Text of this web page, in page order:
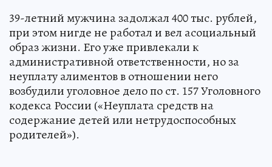
39-летний мужчина задолжал 400 тыс. рублей,
при этом нигде не работал и вел асоциальный
образ жизни. Его уже привлекали к
административной ответственности, но за
неуплату алиментов в отношении него
возбудили уголовное дело по ст. 157 Уголовного
кодекса России («Неуплата средств на
содержание детей или нетрудоспособных
родителей»).